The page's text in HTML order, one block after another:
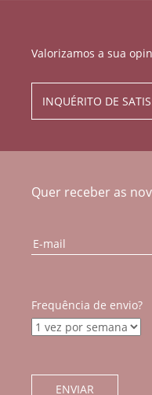
Valorizamos a sua
INQUÉRITO DE
Quer receber as
Frequência de envio?